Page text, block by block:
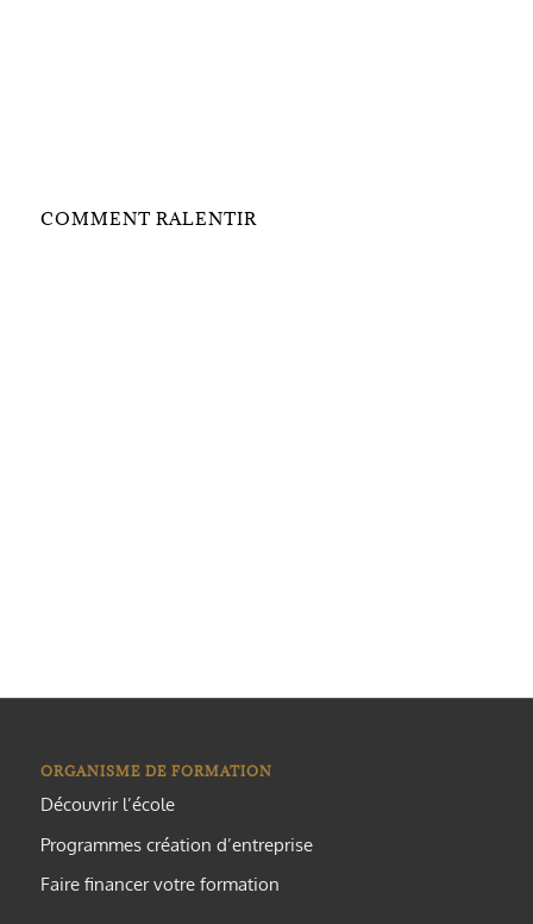
COMMENT RALENTIR
ORGANISME DE FORMATION
Découvrir l’école
Programmes création d’entreprise
Faire financer votre formation